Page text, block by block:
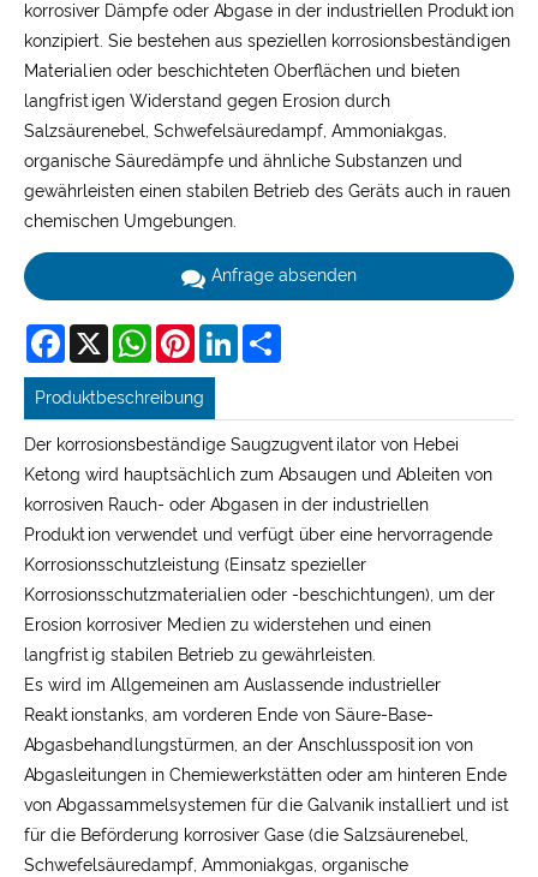
korrosiver Dämpfe oder Abgase in der industriellen Produktion
konzipiert. Sie bestehen aus speziellen korrosionsbeständigen
Materialien oder beschichteten Oberflächen und bieten
langfristigen Widerstand gegen Erosion durch
Salzsäurenebel, Schwefelsäuredampf, Ammoniakgas,
organische Säuredämpfe und ähnliche Substanzen und
gewährleisten einen stabilen Betrieb des Geräts auch in rauen
chemischen Umgebungen.
Anfrage absenden
Facebook
X WhatsAppPinterestLinkedIn
Produktbeschreibung
Der korrosionsbeständige Saugzugventilator von Hebei
Ketong wird hauptsächlich zum Absaugen und Ableiten von
korrosiven Rauch- oder Abgasen in der industriellen
Produktion verwendet und verfügt über eine hervorragende
Korrosionsschutzleistung (Einsatz spezieller
Korrosionsschutzmaterialien oder -beschichtungen), um der
Erosion korrosiver Medien zu widerstehen und einen
langfristig stabilen Betrieb zu gewährleisten.
Es wird im Allgemeinen am Auslassende industrieller
Reaktionstanks, am vorderen Ende von Säure-Base-
Abgasbehandlungstürmen, an der Anschlussposition von
Abgasleitungen in Chemiewerkstätten oder am hinteren Ende
von Abgassammelsystemen für die Galvanik installiert und ist
für die Beförderung korrosiver Gase (die Salzsäurenebel,
Schwefelsäuredampf, Ammoniakgas, organische